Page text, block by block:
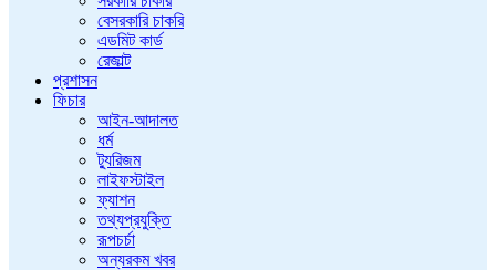
বেসরকারি চাকরি
এডমিট কার্ড
রেজাল্ট
প্রশাসন
ফিচার
আইন-আদালত
ধর্ম
ট্যুরিজম
লাইফস্টাইল
ফ্যাশন
তথ্যপ্রযুক্তি
রূপচর্চা
অন্যরকম খবর